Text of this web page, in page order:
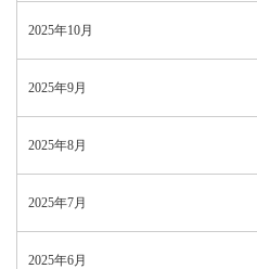
2025年10月
2025年9月
2025年8月
2025年7月
2025年6月